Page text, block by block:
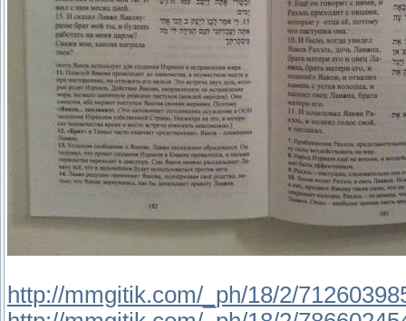
http://mmgitik.com/_ph/18/2/